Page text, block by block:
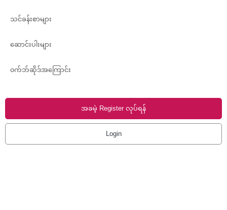
သင်ခန်းစာများ
ဆောင်းပါးများ
၀က်ဘ်ဆိုဒ်အကြောင်း
အခမဲ့ Register လုပ်ရန်
Login